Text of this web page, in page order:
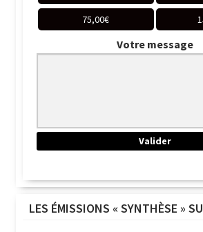
75,00€
Votre message
LES ÉMISSIONS « SYNTHÈSE »